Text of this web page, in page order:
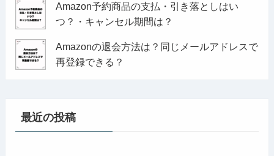
Amazon予約商品の支払・引き落としはい
つ？・キャンセル期間は？
Amazonの退会方法は？同じメールアドレスで
再登録できる？
最近の投稿